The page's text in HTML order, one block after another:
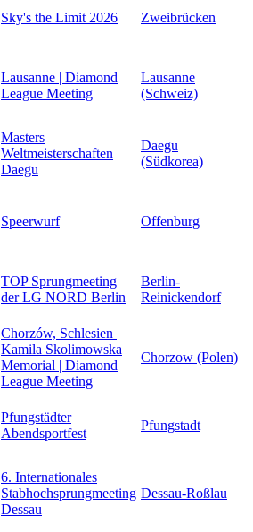
Sky's the Limit 2026 Zweibrücken
Lausanne | Diamond
League Meeting
Lausanne
(Schweiz)
Masters
Weltmeisterschaften
Daegu
Daegu
(Südkorea)
Speerwurf Offenburg
TOP Sprungmeeting
der LG NORD Berlin
Berlin-
Reinickendorf
Chorzów, Schlesien |
Kamila Skolimowska
Memorial | Diamond
League Meeting
Chorzow (Polen)
Pfungstädter
Abendsportfest
Pfungstadt
6. Internationales
Stabhochsprungmeeting
Dessau
Dessau-Roßlau